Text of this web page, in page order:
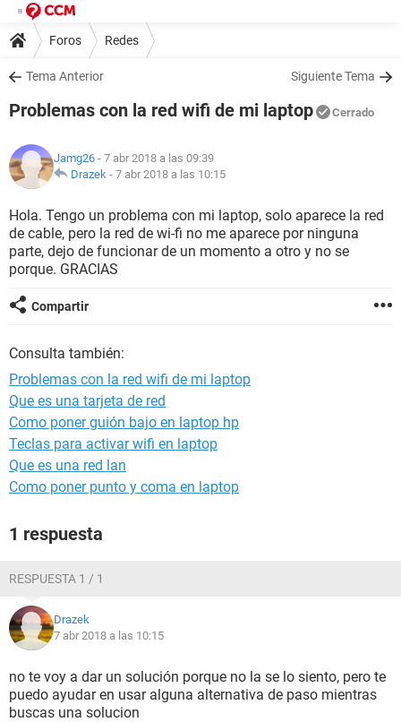
Foros Redes
Tema Anterior Siguiente Tema
Problemas con la red wifi de mi laptop Cerrado
Jamg26 - 7 abr 2018 a las 09:39
Drazek - 7 abr 2018 a las 10:15
Hola. Tengo un problema con mi laptop, solo aparece la red
de cable, pero la red de wi-fi no me aparece por ninguna
parte, dejo de funcionar de un momento a otro y no se
porque. GRACIAS
Compartir
Consulta también:
Problemas con la red wifi de mi laptop
Que es una tarjeta de red
Como poner guión bajo en laptop hp
Teclas para activar wifi en laptop
Que es una red lan
Como poner punto y coma en laptop
1 respuesta
RESPUESTA 1 / 1
Drazek
7 abr 2018 a las 10:15
no te voy a dar un solución porque no la se lo siento, pero te
puedo ayudar en usar alguna alternativa de paso mientras
buscas una solucion